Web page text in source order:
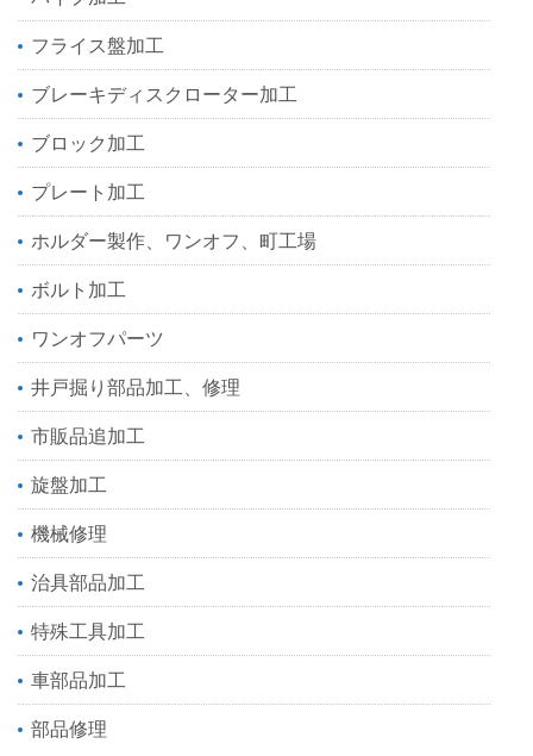
フライス盤加工
ブレーキディスクローター加工
ブロック加工
プレート加工
ホルダー製作、ワンオフ、町工場
ボルト加工
ワンオフパーツ
井戸掘り部品加工、修理
市販品追加工
旋盤加工
機械修理
治具部品加工
特殊工具加工
車部品加工
部品修理